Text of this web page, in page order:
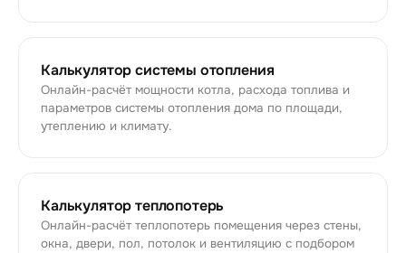
Калькулятор системы отопления
Онлайн-расчёт мощности котла, расхода топлива и
параметров системы отопления дома по площади,
утеплению и климату.
Калькулятор теплопотерь
Онлайн-расчёт теплопотерь помещения через стены,
окна, двери, пол, потолок и вентиляцию с подбором